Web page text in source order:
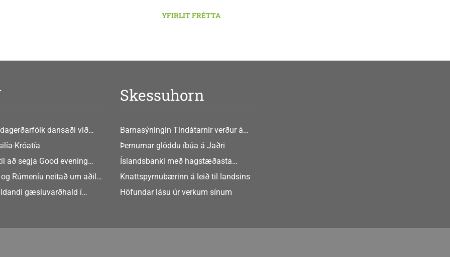
YFIRLIT FRÉTTA
dansaði við
Króatía
að segja Good evening
Rúmeníu neitað um aðild
gæsluvarðhald í
Skessuhorn
Barnasýningin Tindátarnir verður á
Bókasafni Akraness í dag ? tónlist
eftir Soffíu Björg
Þernurnar glöddu íbúa á Jaðri
Íslandsbanki með hagstæðasta
tilboðið
Knattspyrnubærinn á leið til landsins
Höfundar lásu úr verkum sínum